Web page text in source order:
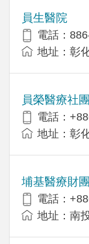
員生醫院
電話：
地址：彰
員榮醫療社
電話：
地址：彰
埔基醫療財
電話：
地址：南